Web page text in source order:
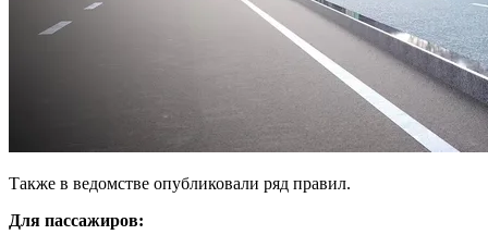
Также в ведомстве опубликовали ряд правил.
Для пассажиров: